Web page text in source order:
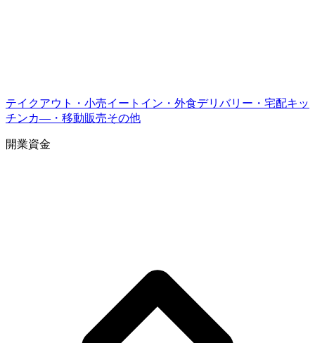
テイクアウト・小売イートイン・外食デリバリー・宅配キッ
チンカ―・移動販売その他
開業資金